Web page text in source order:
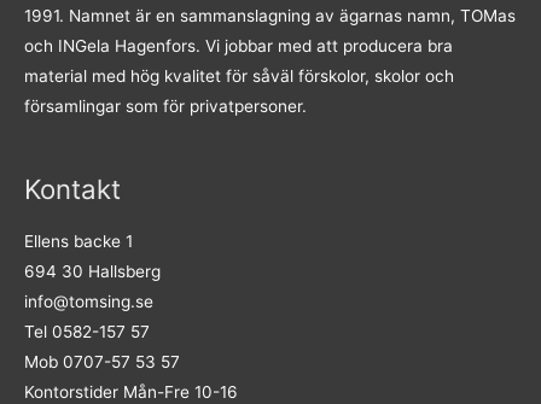
1991. Namnet är en sammanslagning av ägarnas namn, TOMas
och INGela Hagenfors. Vi jobbar med att producera bra
material med hög kvalitet för såväl förskolor, skolor och
församlingar som för privatpersoner.
Kontakt
Ellens backe 1
694 30 Hallsberg
info@tomsing.se
Tel 0582-157 57
Mob 0707-57 53 57
Kontorstider Mån-Fre 10-16